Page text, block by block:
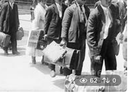
62 0